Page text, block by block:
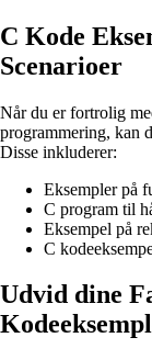
C Kode
Scenarioer
Når du er fortrolig
programmering, kan
Disse inkluderer:
Eksempler på
C program til
Eksempel på
C
Udvid dine